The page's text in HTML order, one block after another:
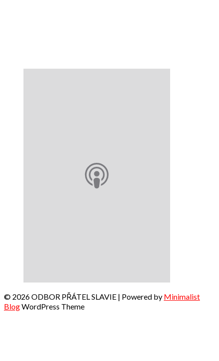
© 2026 ODBOR PŘÁTEL SLAVIE | Powered by Minimalist
BlogWordPress Theme